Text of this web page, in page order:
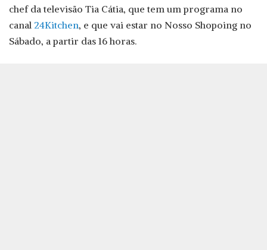
chef da televisão Tia Cátia, que tem um programa no
canal 24Kitchen, e que vai estar no Nosso Shopoing no
Sábado, a partir das 16 horas.